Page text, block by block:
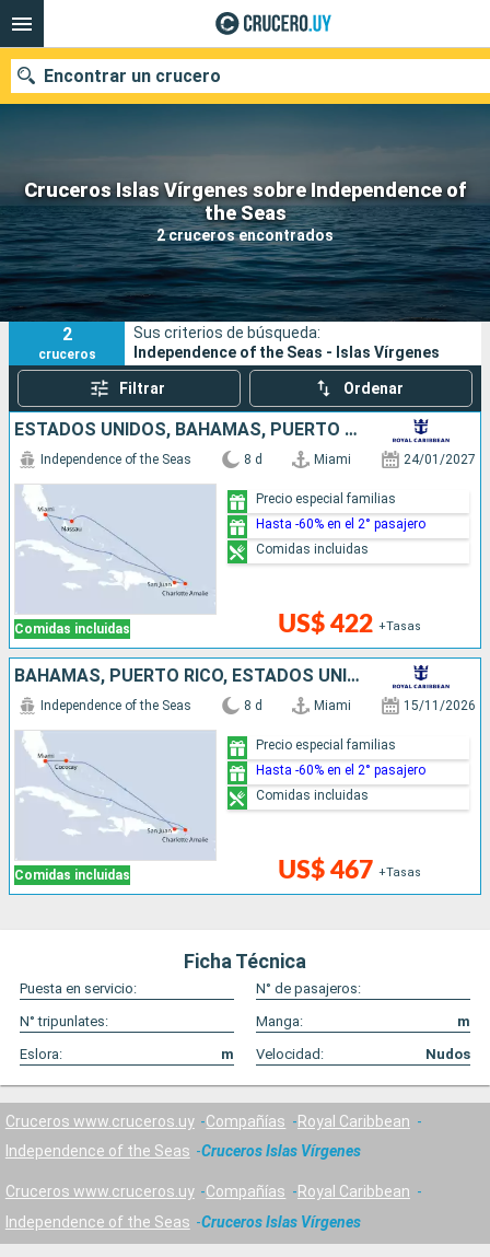
Cruceros Islas Vírgenes sobre Independence of
the Seas
2 cruceros encontrados
Encontrar un crucero
Nuestros destinos
Fecha de salida
Puertos Compañías
Buscar
2
cruceros
Sus criterios de búsqueda:
Independence of the Seas - Islas Vírgenes
Filtrar Ordenar
ESTADOS UNIDOS, BAHAMAS, PUERTO RICO
Comidas incluidas
Independence of the Seas 8 d Miami 24/01/2027
US$ 422 +Tasas
Precio especial familias
Hasta -60% en el 2° pasajero
Comidas incluidas
BAHAMAS, PUERTO RICO, ESTADOS UNIDOS
Comidas incluidas
Independence of the Seas 8 d Miami 15/11/2026
US$ 467 +Tasas
Precio especial familias
Hasta -60% en el 2° pasajero
Comidas incluidas
Ficha Técnica
Puesta en servicio:
N° de pasajeros:
N° tripunlates:
Manga:
m
Eslora:
m Velocidad: Nudos
Cruceros www.cruceros.uy Compañías
Royal Caribbean
Independence of the Seas
Cruceros Islas Vírgenes
Cruceros www.cruceros.uy Compañías
Royal Caribbean
Independence of the Seas
Cruceros Islas Vírgenes